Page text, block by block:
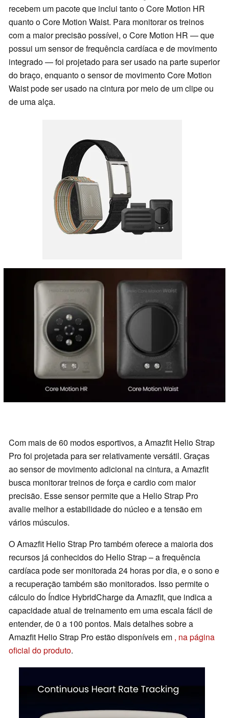
recebem um pacote que inclui tanto o Core Motion HR
quanto o Core Motion Waist. Para monitorar os treinos
com a maior precisão possível, o Core Motion HR — que
possui um sensor de frequência cardíaca e de movimento
integrado — foi projetado para ser usado na parte superior
do braço, enquanto o sensor de movimento Core Motion
Waist pode ser usado na cintura por meio de um clipe ou
de uma alça.
Com mais de 60 modos esportivos, a Amazfit Helio Strap
Pro foi projetada para ser relativamente versátil. Graças
ao sensor de movimento adicional na cintura, a Amazfit
busca monitorar treinos de força e cardio com maior
precisão. Esse sensor permite que a Helio Strap Pro
avalie melhor a estabilidade do núcleo e a tensão em
vários músculos.
O Amazfit Helio Strap Pro também oferece a maioria dos
recursos já conhecidos do Helio Strap – a frequência
cardíaca pode ser monitorada 24 horas por dia, e o sono e
a recuperação também são monitorados. Isso permite o
cálculo do Índice HybridCharge da Amazfit, que indica a
capacidade atual de treinamento em uma escala fácil de
entender, de 0 a 100 pontos. Mais detalhes sobre a
Amazfit Helio Strap Pro estão disponíveis em , na página
oficial do produto.